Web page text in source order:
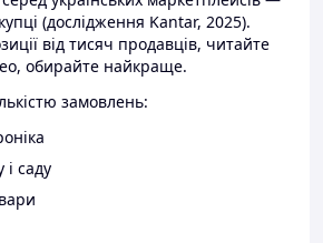
(дослідження Kantar, 2025).
від тисяч продавців, читайте
обирайте найкраще.
замовлень:
саду